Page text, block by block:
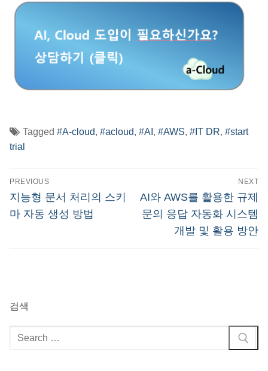
Tagged #A-cloud, #acloud, #AI , #AWS, #IT DR, #start
trial
글
탐
색
PREVIOUS
Previous
post:
지능형 문서 처리의 스키
마 자동 생성 방법
NEXT
Next
post:
AI와 AWS를 활용한 규제
문의 응답 자동화 시스템
개발 및 활용 방안
검색
검
색